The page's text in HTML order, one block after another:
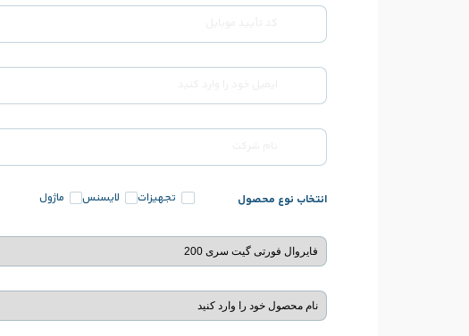
انتخاب نوع محصول تجهیزات لایسنس ماژول